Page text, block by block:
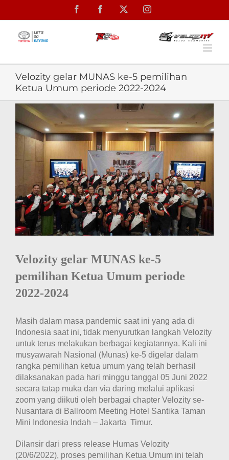
FacebookFacebook Instagram
Velozity gelar MUNAS ke-5 pemilihan
Ketua Umum periode 2022-2024
View
Larger
Image
Velozity gelar MUNAS ke-5
pemilihan Ketua Umum periode
2022-2024
Masih dalam masa pandemic saat ini yang ada di
Indonesia saat ini, tidak menyurutkan langkah Velozity
untuk terus melakukan berbagai kegiatannya. Kali ini
musyawarah Nasional (Munas) ke-5 digelar dalam
rangka pemilihan ketua umum yang telah berhasil
dilaksanakan pada hari minggu tanggal 05 Juni 2022
secara tatap muka dan via daring melalui aplikasi
zoom yang diikuti oleh berbagai chapter Velozity se-
Nusantara di Ballroom Meeting Hotel Santika Taman
Mini Indonesia Indah – Jakarta Timur.
Dilansir dari press release Humas Velozity
(20/6/2022), proses pemilihan Ketua Umum ini telah